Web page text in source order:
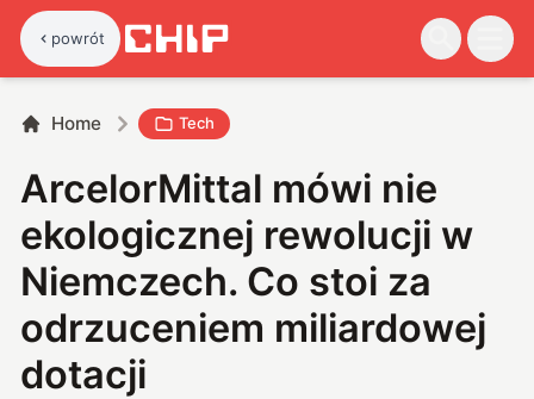
powrót
Home Tech
ArcelorMittal mówi nie
ekologicznej rewolucji w
Niemczech. Co stoi za
odrzuceniem miliardowej
dotacji